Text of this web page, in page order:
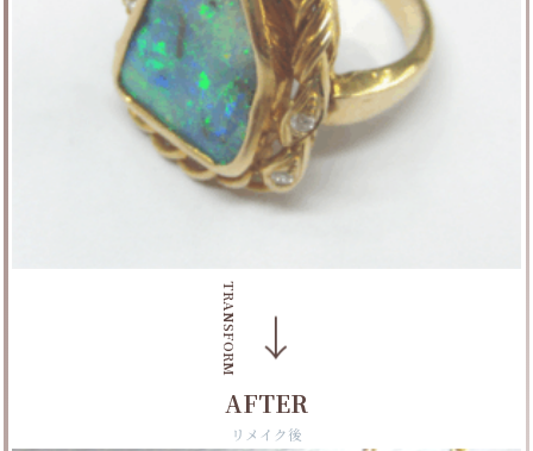
→
TRANSFORM
AFTER
リメイク後